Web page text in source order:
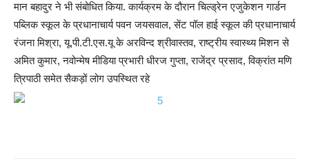
मान बहादुर ने भी संबोधित किया. कार्यक्रम के दौरान चिल्ड्रेन एजुकेशन गार्डन
पब्लिक स्कूल के प्रधानाचार्य पवन जयसवाल, सेंट पॉल हाई स्कूल की प्रधानाचार्य
रंजना मिश्रा, यू.पी.टी.एस.यू के अरविन्द श्रीवास्तव, राष्ट्रीय स्वास्थ्य मिशन से
अमित कुमार, नवोन्मेष मीडिया प्रभारी धीरज गुप्ता, राजेंद्र प्रसाद, विक्रांत मणि
त्रिपाठी समेत सैकड़ों लोग उपस्थित रहे